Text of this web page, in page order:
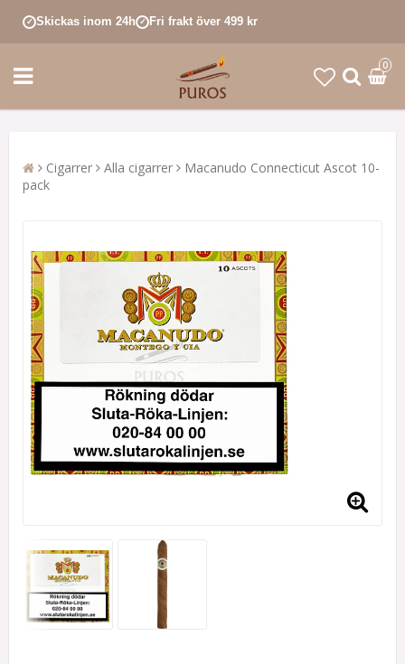
✓ Skickas inom 24h ✓ Fri frakt över 499 kr
0
Cigarrer Alla cigarrer
Macanudo Connecticut Ascot 10-
pack